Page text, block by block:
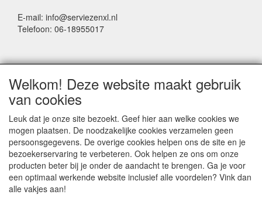
E-mail: info@serviezenxl.nl
Telefoon: 06-18955017
Voornaam
Achternaam
E-mail
Welkom! Deze website maakt gebruik
van cookies
Leuk dat je onze site bezoekt. Geef hier aan welke cookies we
mogen plaatsen. De noodzakelijke cookies verzamelen geen
persoonsgegevens. De overige cookies helpen ons de site en je
bezoekerservaring te verbeteren. Ook helpen ze ons om onze
producten beter bij je onder de aandacht te brengen. Ga je voor
een optimaal werkende website inclusief alle voordelen? Vink dan
alle vakjes aan!